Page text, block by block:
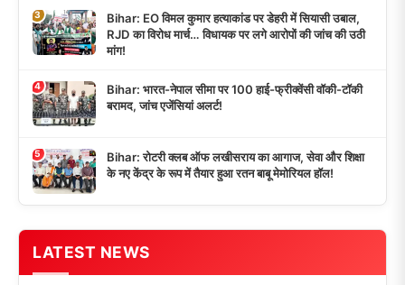
3
Bihar: EO विमल कुमार हत्याकांड पर डेहरी में सियासी उबाल,
RJD का विरोध मार्च… विधायक पर लगे आरोपों की जांच की उठी
मांग!
4
Bihar: भारत-नेपाल सीमा पर 100 हाई-फ्रीक्वेंसी वॉकी-टॉकी
बरामद, जांच एजेंसियां अलर्ट!
5
Bihar: रोटरी क्लब ऑफ लखीसराय का आगाज, सेवा और शिक्षा
के नए केंद्र के रूप में तैयार हुआ रतन बाबू मेमोरियल हॉल!
LATEST NEWS